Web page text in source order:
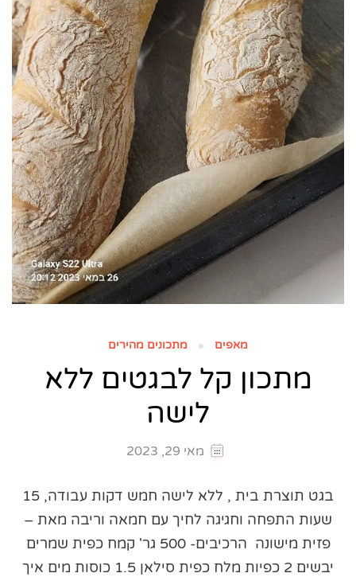
מאפים מתכונים מהירים
מתכון קל לבגטים ללא
לישה
מאי 29, 2023
בגט תוצרת בית , ללא לישה חמש דקות עבודה, 15
שעות התפחה וחגיגה לחיך עם חמאה וריבה מאת –
פזית מישונה הרכיבים- 500 גר' קמח כפית שמרים
יבשים 2 כפיות מלח כפית סילאן 1.5 כוסות מים איך